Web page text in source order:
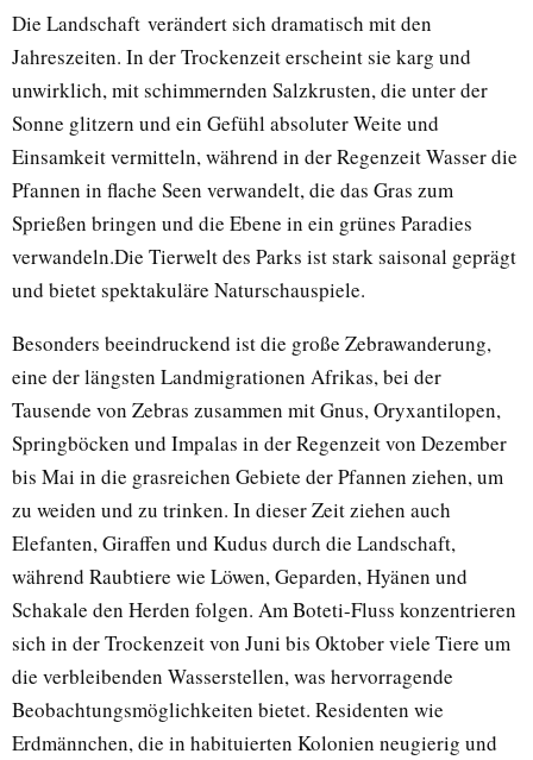
Die Landschaft verändert sich dramatisch mit den
Jahreszeiten. In der Trockenzeit erscheint sie karg und
unwirklich, mit schimmernden Salzkrusten, die unter der
Sonne glitzern und ein Gefühl absoluter Weite und
Einsamkeit vermitteln, während in der Regenzeit Wasser die
Pfannen in flache Seen verwandelt, die das Gras zum
Sprießen bringen und die Ebene in ein grünes Paradies
verwandeln.Die Tierwelt des Parks ist stark saisonal geprägt
und bietet spektakuläre Naturschauspiele.
Besonders beeindruckend ist die große Zebrawanderung,
eine der längsten Landmigrationen Afrikas, bei der
Tausende von Zebras zusammen mit Gnus, Oryxantilopen,
Springböcken und Impalas in der Regenzeit von Dezember
bis Mai in die grasreichen Gebiete der Pfannen ziehen, um
zu weiden und zu trinken. In dieser Zeit ziehen auch
Elefanten, Giraffen und Kudus durch die Landschaft,
während Raubtiere wie Löwen, Geparden, Hyänen und
Schakale den Herden folgen. Am Boteti-Fluss konzentrieren
sich in der Trockenzeit von Juni bis Oktober viele Tiere um
die verbleibenden Wasserstellen, was hervorragende
Beobachtungsmöglichkeiten bietet. Residenten wie
Erdmännchen, die in habituierten Kolonien neugierig und